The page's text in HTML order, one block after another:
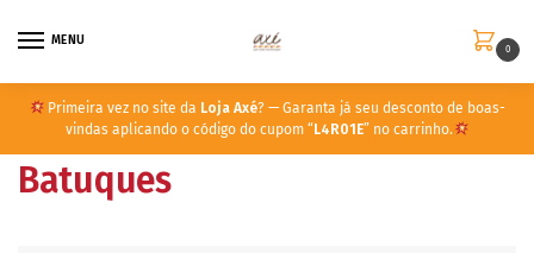
MENU
0
Primeira vez no site da Loja Axé? — Garanta já seu desconto de boas-
vindas aplicando o código do cupom “ L4R01E” no carrinho.
Batuques